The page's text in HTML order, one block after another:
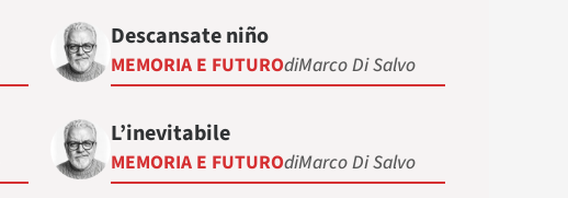
Descansate niño
MEMORIA E FUTUROdiMarco Di Salvo
L’inevitabile
MEMORIA E FUTUROdiMarco Di Salvo